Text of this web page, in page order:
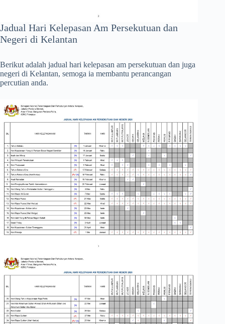
Jadual Hari Kelepasan Am Persekutuan dan
Negeri di Kelantan
Berikut adalah jadual hari kelepasan am persekutuan dan juga
negeri di Kelantan, semoga ia membantu perancangan
percutian anda.